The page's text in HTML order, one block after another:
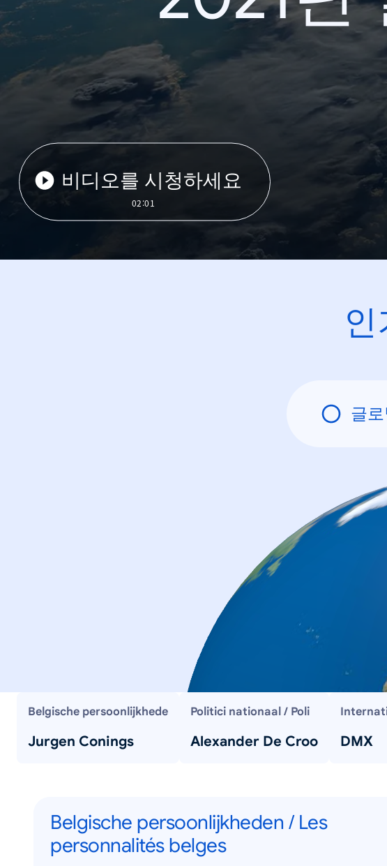
비디오를 시청하세요
02:01
글로
Belgische persoonlijkhede
Jurgen Conings
Politici nationaal / Poli
Alexander De Croo DMX
Belgische persoonlijkheden / Les
personnalités belges